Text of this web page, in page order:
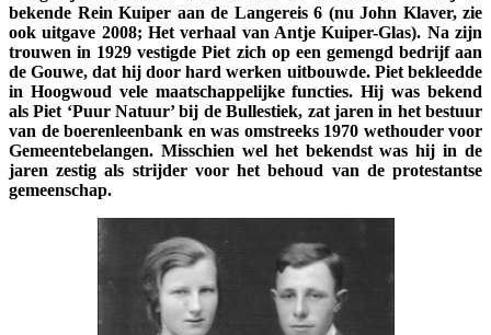
bekende Rein Kuiper aan de Langereis 6 (nu John Klaver, zie
ook uitgave 2008; Het verhaal van Antje Kuiper-Glas). Na zijn
trouwen in 1929 vestigde Piet zich op een gemengd bedrijf aan
de Gouwe, dat hij door hard werken uitbouwde. Piet bekleedde
in Hoogwoud vele maatschappelijke functies. Hij was bekend
als Piet ‘Puur Natuur’ bij de Bullestiek, zat jaren in het bestuur
van de boerenleenbank en was omstreeks 1970 wethouder voor
Gemeentebelangen. Misschien wel het bekendst was hij in de
jaren zestig als strijder voor het behoud van de protestantse
gemeenschap.